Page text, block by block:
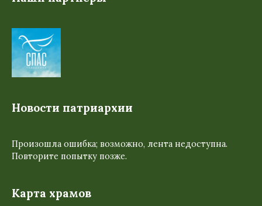
Новости патриархии
Произошла ошибка; возможно, лента недоступна.
Повторите попытку позже.
Карта храмов